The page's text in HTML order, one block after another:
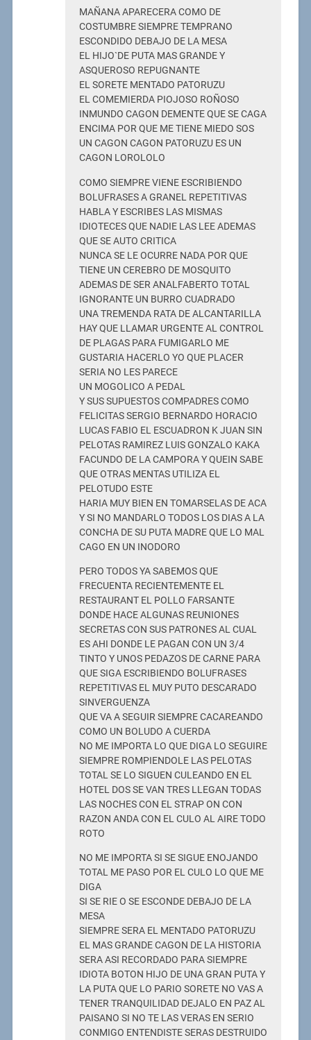
MAÑANA APARECERA COMO DE
COSTUMBRE SIEMPRE TEMPRANO
ESCONDIDO DEBAJO DE LA MESA
EL HIJO`DE PUTA MAS GRANDE Y
ASQUEROSO REPUGNANTE
EL SORETE MENTADO PATORUZU
EL COMEMIERDA PIOJOSO ROÑOSO
INMUNDO CAGON DEMENTE QUE SE CAGA
ENCIMA POR QUE ME TIENE MIEDO SOS
UN CAGON CAGON PATORUZU ES UN
CAGON LOROLOLO
COMO SIEMPRE VIENE ESCRIBIENDO
BOLUFRASES A GRANEL REPETITIVAS
HABLA Y ESCRIBES LAS MISMAS
IDIOTECES QUE NADIE LAS LEE ADEMAS
QUE SE AUTO CRITICA
NUNCA SE LE OCURRE NADA POR QUE
TIENE UN CEREBRO DE MOSQUITO
ADEMAS DE SER ANALFABERTO TOTAL
IGNORANTE UN BURRO CUADRADO
UNA TREMENDA RATA DE ALCANTARILLA
HAY QUE LLAMAR URGENTE AL CONTROL
DE PLAGAS PARA FUMIGARLO ME
GUSTARIA HACERLO YO QUE PLACER
SERIA NO LES PARECE
UN MOGOLICO A PEDAL
Y SUS SUPUESTOS COMPADRES COMO
FELICITAS SERGIO BERNARDO HORACIO
LUCAS FABIO EL ESCUADRON K JUAN SIN
PELOTAS RAMIREZ LUIS GONZALO KAKA
FACUNDO DE LA CAMPORA Y QUEIN SABE
QUE OTRAS MENTAS UTILIZA EL
PELOTUDO ESTE
HARIA MUY BIEN EN TOMARSELAS DE ACA
Y SI NO MANDARLO TODOS LOS DIAS A LA
CONCHA DE SU PUTA MADRE QUE LO MAL
CAGO EN UN INODORO
PERO TODOS YA SABEMOS QUE
FRECUENTA RECIENTEMENTE EL
RESTAURANT EL POLLO FARSANTE
DONDE HACE ALGUNAS REUNIONES
SECRETAS CON SUS PATRONES AL CUAL
ES AHI DONDE LE PAGAN CON UN 3/4
TINTO Y UNOS PEDAZOS DE CARNE PARA
QUE SIGA ESCRIBIENDO BOLUFRASES
REPETITIVAS EL MUY PUTO DESCARADO
SINVERGUENZA
QUE VA A SEGUIR SIEMPRE CACAREANDO
COMO UN BOLUDO A CUERDA
NO ME IMPORTA LO QUE DIGA LO SEGUIRE
SIEMPRE ROMPIENDOLE LAS PELOTAS
TOTAL SE LO SIGUEN CULEANDO EN EL
HOTEL DOS SE VAN TRES LLEGAN TODAS
LAS NOCHES CON EL STRAP ON CON
RAZON ANDA CON EL CULO AL AIRE TODO
ROTO
NO ME IMPORTA SI SE SIGUE ENOJANDO
TOTAL ME PASO POR EL CULO LO QUE ME
DIGA
SI SE RIE O SE ESCONDE DEBAJO DE LA
MESA
SIEMPRE SERA EL MENTADO PATORUZU
EL MAS GRANDE CAGON DE LA HISTORIA
SERA ASI RECORDADO PARA SIEMPRE
IDIOTA BOTON HIJO DE UNA GRAN PUTA Y
LA PUTA QUE LO PARIO SORETE NO VAS A
TENER TRANQUILIDAD DEJALO EN PAZ AL
PAISANO SI NO TE LAS VERAS EN SERIO
CONMIGO ENTENDISTE SERAS DESTRUIDO